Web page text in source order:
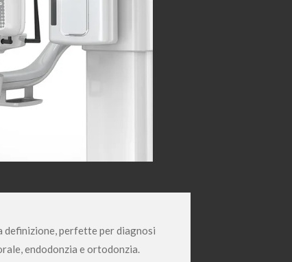
definizione, perfette per diagnosi
endodonzia e ortodonzia.